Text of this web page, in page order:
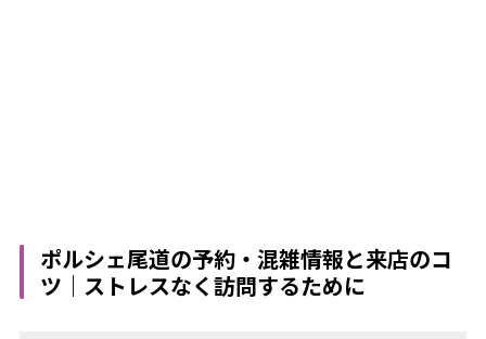
ポルシェ尾道の予約・混雑情報と来店のコ
ツ｜ストレスなく訪問するために